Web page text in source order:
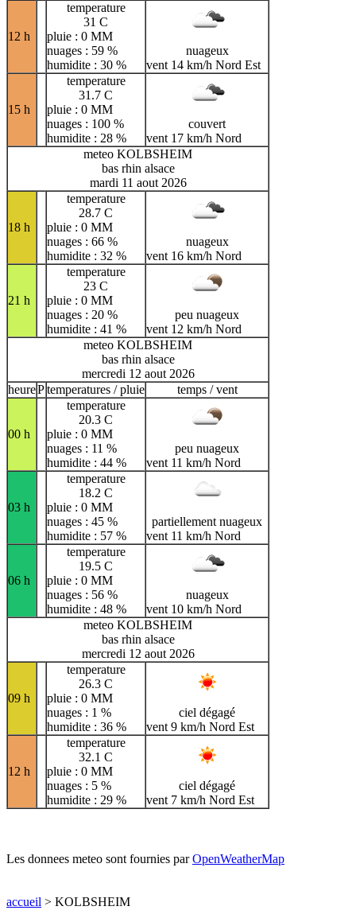
12 h
temperature
31 C
pluie : 0 MM
nuages : 59 %
humidite : 30 %
nuageux
vent 14 km/h Nord Est
15 h
temperature
31.7 C
pluie : 0 MM
nuages : 100 %
humidite : 28 %
couvert
vent 17 km/h Nord
meteo KOLBSHEIM
bas rhin alsace
mardi 11 aout 2026
18 h
temperature
28.7 C
pluie : 0 MM
nuages : 66 %
humidite : 32 %
nuageux
vent 16 km/h Nord
21 h
temperature
23 C
pluie : 0 MM
nuages : 20 %
humidite : 41 %
peu nuageux
vent 12 km/h Nord
meteo KOLBSHEIM
bas rhin alsace
mercredi 12 aout 2026
heurePtemperatures / pluie temps / vent
00 h
temperature
20.3 C
pluie : 0 MM
nuages : 11 %
humidite : 44 %
peu nuageux
vent 11 km/h Nord
03 h
temperature
18.2 C
pluie : 0 MM
nuages : 45 %
humidite : 57 %
partiellement nuageux
vent 11 km/h Nord
06 h
temperature
19.5 C
pluie : 0 MM
nuages : 56 %
humidite : 48 %
nuageux
vent 10 km/h Nord
meteo KOLBSHEIM
bas rhin alsace
mercredi 12 aout 2026
09 h
temperature
26.3 C
pluie : 0 MM
nuages : 1 %
humidite : 36 %
ciel dégagé
vent 9 km/h Nord Est
12 h
temperature
32.1 C
pluie : 0 MM
nuages : 5 %
humidite : 29 %
ciel dégagé
vent 7 km/h Nord Est
Les donnees meteo sont fournies parOpenWeatherMap
accueil > KOLBSHEIM